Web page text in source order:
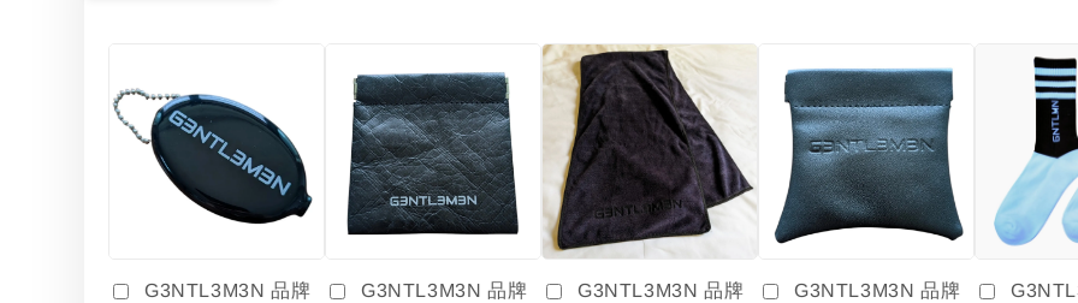
G3NTL3M3N 品牌
G3NTL3M3N 品牌
G3NTL3M3N 品牌
G3NTL3M3N 品牌